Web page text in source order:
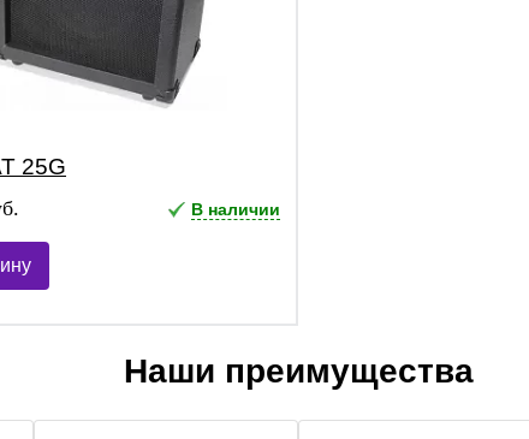
25G
В наличии
Наши преимущества